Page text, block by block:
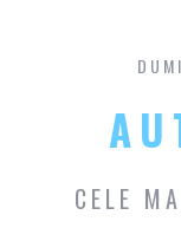
CELE